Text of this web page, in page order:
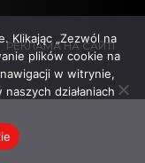
РЕКЛАМА НА САЙТІ
Klikając „Zezwól na
plików cookie na
w witrynie,
działaniach